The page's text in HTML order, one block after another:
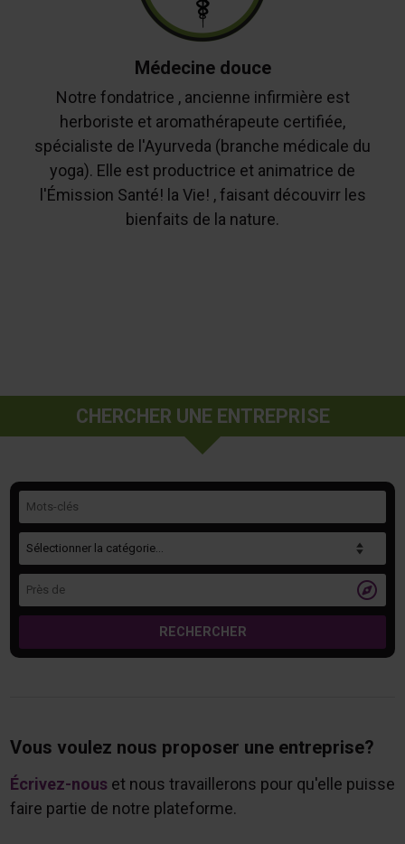
Médecine douce
Notre fondatrice , ancienne infirmière est
herboriste et aromathérapeute certifiée,
spécialiste de l'Ayurveda (branche médicale du
yoga). Elle est productrice et animatrice de
l'Émission Santé! la Vie! , faisant découvirr les
bienfaits de la nature.
CHERCHER UNE ENTREPRISE

RECHERCHER
Vous voulez nous proposer une entreprise?
Écrivez-nouset nous travaillerons pour qu'elle puisse
faire partie de notre plateforme.